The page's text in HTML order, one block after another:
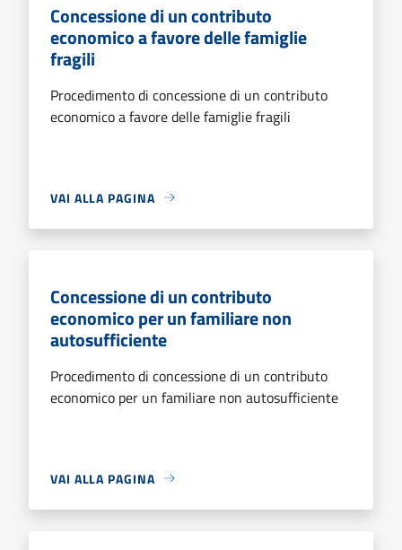
Concessione di un contributo
economico a favore delle famiglie
fragili
Procedimento di concessione di un contributo
economico a favore delle famiglie fragili
VAI ALLA PAGINA
Concessione di un contributo
economico per un familiare non
autosufficiente
Procedimento di concessione di un contributo
economico per un familiare non autosufficiente
VAI ALLA PAGINA